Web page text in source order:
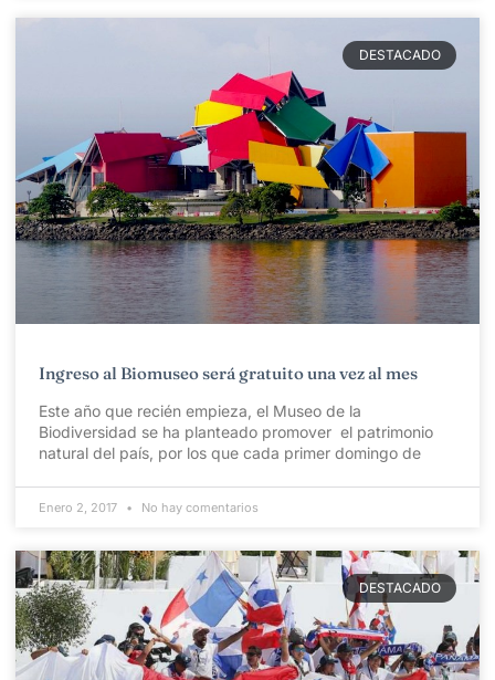
DESTACADO
Ingreso al Biomuseo será gratuito una vez al mes
Este año que recién empieza, el Museo de la
Biodiversidad se ha planteado promover el patrimonio
natural del país, por los que cada primer domingo de
Enero 2, 2017 No hay comentarios
DESTACADO